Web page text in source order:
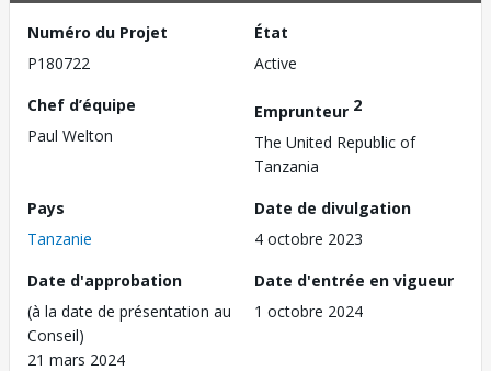
Numéro du Projet
P180722
État
Active
Chef d’équipe
Paul Welton
Emprunteur 2
The United Republic of
Tanzania
Pays
Tanzanie
Date de divulgation
4 octobre 2023
Date d'approbation
(à la date de présentation au
Conseil)
21 mars 2024
Date d'entrée en vigueur
1 octobre 2024